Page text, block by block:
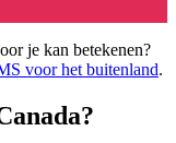
je kan betekenen?
voor het buitenland.